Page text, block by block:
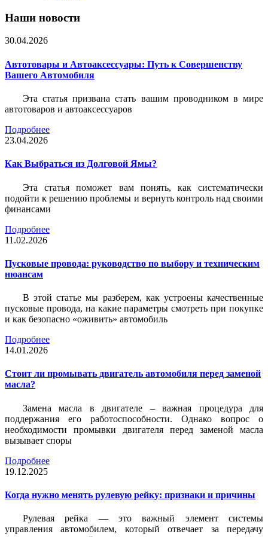
Наши новости
30.04.2026
Автотовары и Автоаксессуары: Путь к Совершенству
Вашего Автомобиля
Эта статья призвана стать вашим проводником в мире
автотоваров и автоаксессуаров
Подробнее
23.04.2026
Как Выбраться из Долговой Ямы?
Эта статья поможет вам понять, как систематически
подойти к решению проблемы и вернуть контроль над своими
финансами
Подробнее
11.02.2026
Пусковые провода: руководство по выбору и техническим
нюансам
В этой статье мы разберем, как устроены качественные
пусковые провода, на какие параметры смотреть при покупке
и как безопасно «оживить» автомобиль
Подробнее
14.01.2026
Стоит ли промывать двигатель автомобиля перед заменой
масла?
Замена масла в двигателе – важная процедура для
поддержания его работоспособности. Однако вопрос о
необходимости промывки двигателя перед заменой масла
вызывает споры
Подробнее
19.12.2025
Когда нужно менять рулевую рейку: признаки и причины
Рулевая рейка — это важный элемент системы
управления автомобилем, который отвечает за передачу